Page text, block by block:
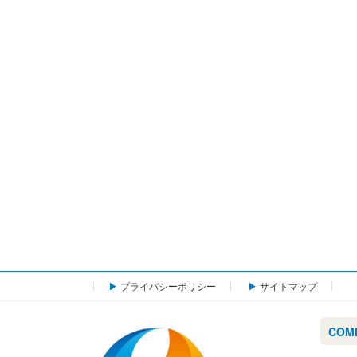
プライバシーポリシー サイトマップ